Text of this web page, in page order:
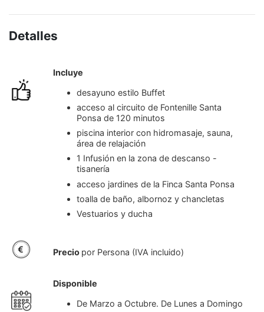
Detalles
Incluye
desayuno estilo Buffet
acceso al circuito de Fontenille Santa
Ponsa de 120 minutos
piscina interior con hidromasaje, sauna,
área de relajación
1 Infusión en la zona de descanso -
tisanería
acceso jardines de la Finca Santa Ponsa
toalla de baño, albornoz y chancletas
Vestuarios y ducha
Precio por Persona (IVA incluido)
Disponible
De Marzo a Octubre. De Lunes a Domingo